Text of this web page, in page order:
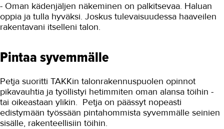
Sosiaali- ja terveysala
Sähköala
Urheiluhieronta
Työyhteisö ja työura
Valimotekniikka
Ympäristöala
- Oman kädenjäljen näkeminen on palkitsevaa. Haluan
oppia ja tulla hyväksi. Joskus tulevaisuudessa haaveilen
rakentavani itselleni talon.
Pintaa syvemmälle
Petja suoritti TAKKin talonrakennuspuolen opinnot
pikavauhtia ja työllistyi hetimmiten oman alansa töihin -
tai oikeastaan ylikin. Petja on päässyt nopeasti
edistymään työssään pintahommista syvemmälle seinien
sisälle, rakenteellisiin töihin.